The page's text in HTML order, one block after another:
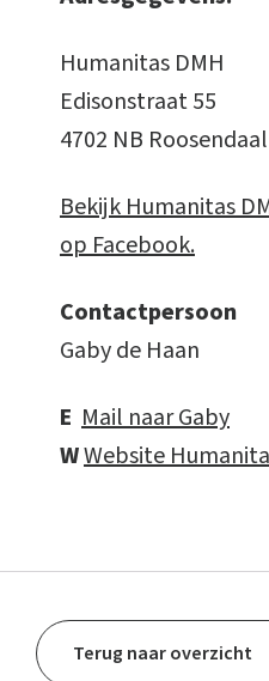
Humanitas DMH
Edisonstraat 55
4702 NB Roosendaal
Bekijk Humanitas
op Facebook.
Contactpersoon
Gaby de Haan
E Mail naar Gaby
WWebsite
Terug naar overzicht